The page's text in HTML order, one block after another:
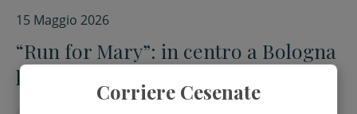
15 Maggio 2026
“Run for Mary”: in centro a Bologna
la camminata ludico-motoria
Corriere Cesenate